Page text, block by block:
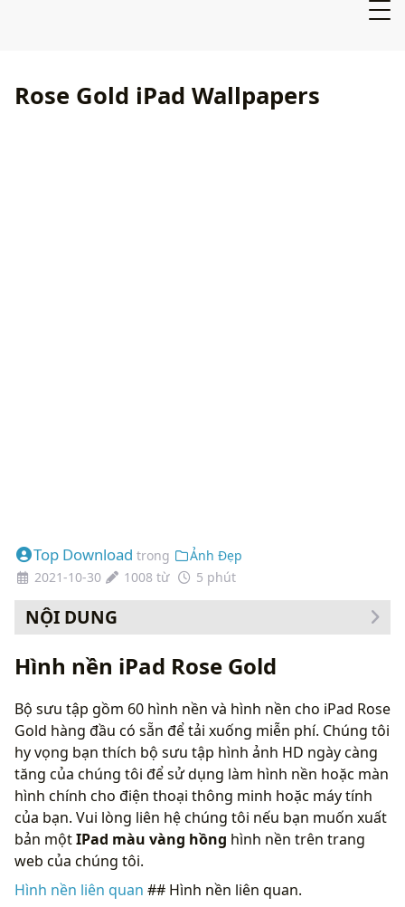
Rose Gold iPad Wallpapers
Top Download trong
Ảnh Đẹp
2021-10-30
1008 từ 5 phút
NỘI DUNG
Hình nền iPad Rose Gold
Bộ sưu tập gồm 60 hình nền và hình nền cho iPad Rose
Gold hàng đầu có sẵn để tải xuống miễn phí. Chúng tôi
hy vọng bạn thích bộ sưu tập hình ảnh HD ngày càng
tăng của chúng tôi để sử dụng làm hình nền hoặc màn
hình chính cho điện thoại thông minh hoặc máy tính
của bạn. Vui lòng liên hệ chúng tôi nếu bạn muốn xuất
bản mộtIPad màu vàng hồng hình nền trên trang
web của chúng tôi.
Hình nền liên quan ## Hình nền liên quan.